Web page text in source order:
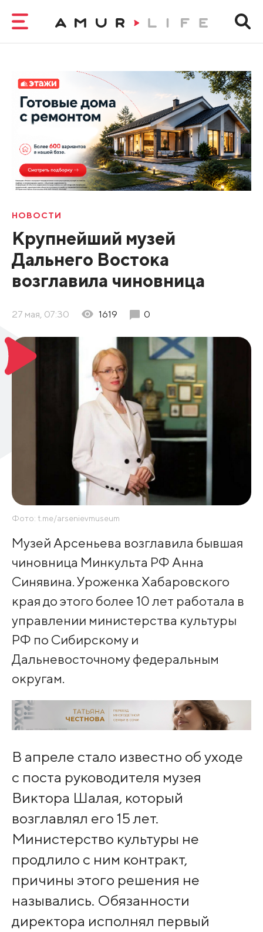
НОВОСТИ
Крупнейший музей
Дальнего Востока
возглавила чиновница
27 мая, 07:30 1619 0
Фото: t.me/arsenievmuseum
Музей Арсеньева возглавила бывшая
чиновница Минкульта РФ Анна
Синявина. Уроженка Хабаровского
края до этого более 10 лет работала в
управлении министерства культуры
РФ по Сибирскому и
Дальневосточному федеральным
округам.
В апреле стало известно об уходе
с поста руководителя музея
Виктора Шалая, который
возглавлял его 15 лет.
Министерство культуры не
продлило с ним контракт,
причины этого решения не
назывались. Обязанности
директора исполнял первый